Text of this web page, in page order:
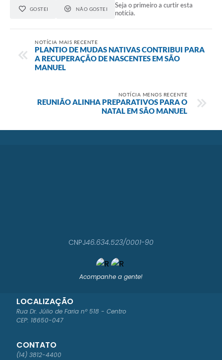
GOSTEI NÃO GOSTEI
Seja o primeiro a curtir esta
notícia.
NOTÍCIA MAIS RECENTE
PLANTIO DE MUDAS NATIVAS CONTRIBUI PARA
A RECUPERAÇÃO DE NASCENTES EM SÃO
MANUEL
NOTÍCIA MENOS RECENTE
REUNIÃO ALINHA PREPARATIVOS PARA O
NATAL EM SÃO MANUEL
Acompanhe a gente!
LOCALIZAÇÃO
Rua Dr. Júlio de Faria nº 518 - Centro
CEP: 18650-047
CONTATO
(14) 3812-4400
CNPJ46.634.523/0001-90